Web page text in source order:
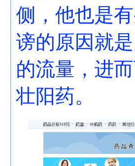
侧，他也是
谤的原因就
的流量，进
壮阳药。